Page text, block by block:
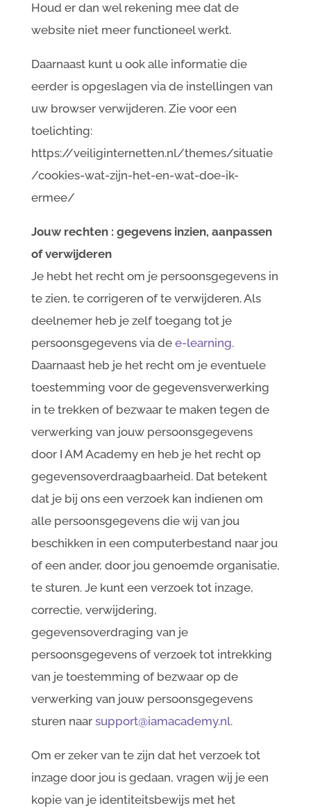
Houd er dan wel rekening mee dat de
website niet meer functioneel werkt.
Daarnaast kunt u ook alle informatie die
eerder is opgeslagen via de instellingen van
uw browser verwijderen. Zie voor een
toelichting:
https://veiliginternetten.nl/themes/situatie
/cookies-wat-zijn-het-en-wat-doe-ik-
ermee/
Jouw rechten : gegevens inzien, aanpassen
of verwijderen
Je hebt het recht om je persoonsgegevens in
te zien, te corrigeren of te verwijderen. Als
deelnemer heb je zelf toegang tot je
persoonsgegevens via de e-learning.
Daarnaast heb je het recht om je eventuele
toestemming voor de gegevensverwerking
in te trekken of bezwaar te maken tegen de
verwerking van jouw persoonsgegevens
door I AM Academy en heb je het recht op
gegevensoverdraagbaarheid. Dat betekent
dat je bij ons een verzoek kan indienen om
alle persoonsgegevens die wij van jou
beschikken in een computerbestand naar jou
of een ander, door jou genoemde organisatie,
te sturen. Je kunt een verzoek tot inzage,
correctie, verwijdering,
gegevensoverdraging van je
persoonsgegevens of verzoek tot intrekking
van je toestemming of bezwaar op de
verwerking van jouw persoonsgegevens
sturen naar support@iamacademy.nl.
Om er zeker van te zijn dat het verzoek tot
inzage door jou is gedaan, vragen wij je een
kopie van je identiteitsbewijs met het